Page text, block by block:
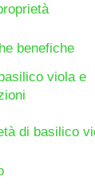
benefiche
viola e
di basilico